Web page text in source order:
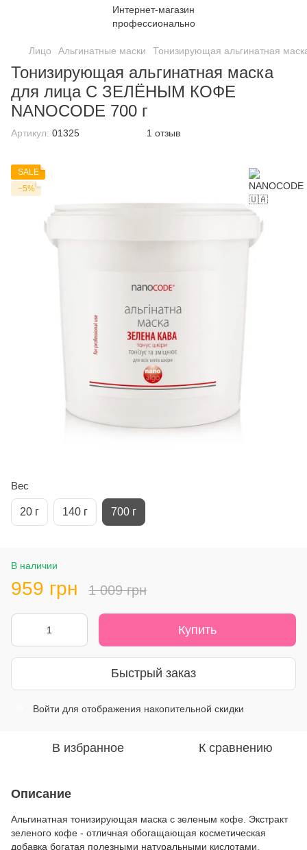
Лицо Альгинатные маски Тонизирующая альгинатная
Тонизирующая альгинатная маска
для лица C ЗЕЛЁНЫМ КОФЕ
NANOCODE 700 г
Артикул: 01325 1 отзыв
SALE
−5%
Вес
20 г 140 г 700 г
В наличии
959 грн 1 009 грн
Купить
Быстрый заказ
Войти для отображения накопительной скидки
В избранное К сравнению
Описание
Альгинатная тонизирующая маска с зеленым кофе. Экстракт
зеленого кофе - отличная обогащающая косметическая
добавка богатая полезными натуральными кислотами,